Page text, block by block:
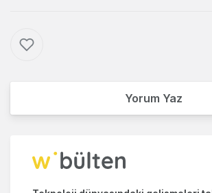
Yorum Yaz